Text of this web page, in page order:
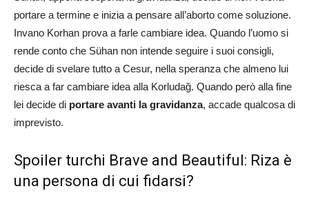
portare a termine e inizia a pensare all’aborto come soluzione.
Invano Korhan prova a farle cambiare idea. Quando l’uomo si
rende conto che Sühan non intende seguire i suoi consigli,
decide di svelare tutto a Cesur, nella speranza che almeno lui
riesca a far cambiare idea alla Korludağ. Quando però alla fine
lei decide di portare avanti la gravidanza, accade qualcosa di
imprevisto.
Spoiler turchi Brave and Beautiful: Riza è
una persona di cui fidarsi?